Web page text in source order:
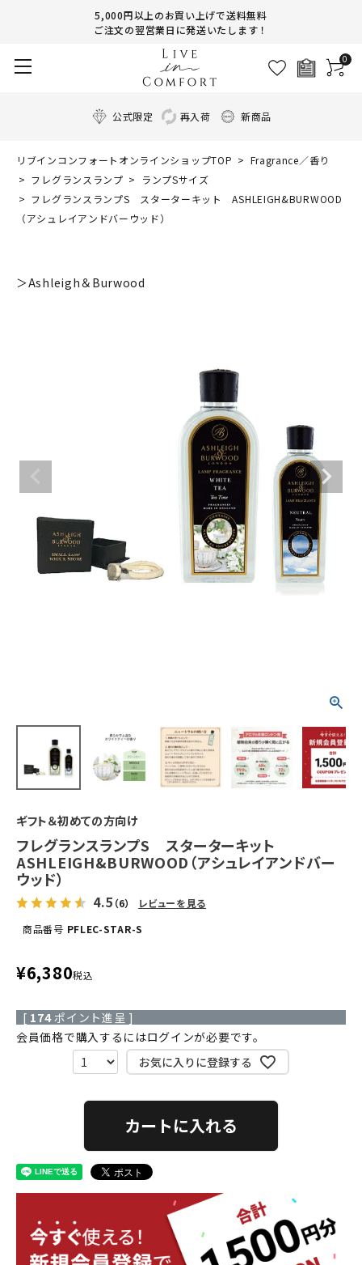
5,000円以上のお買い上げで送料無料
ご注文の翌営業日に発送いたします！
0
公式限定 再入荷 新商品
リブインコンフォートオンラインショップTOP
Fragrance／香り
フレグランスランプ
ランプSサイズ
フレグランスランプS スターターキット ASHLEIGH&BURWOOD
（アシュレイアンドバーウッド）
＞Ashleigh＆Burwood
ギフト＆初めての方向け
フレグランスランプS スターターキット
ASHLEIGH&BURWOOD（アシュレイアンドバー
ウッド）
4.5 （6）
レビューを見る
商品番号 PFLEC-STAR-S
¥6,380税込
[ 174ポイント進呈 ]
会員価格で購入するにはログインが必要です。
お気に入りに登録する
カートに入れる